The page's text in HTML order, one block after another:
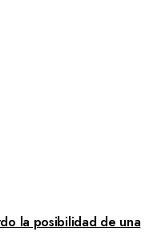
la posibilidad de una